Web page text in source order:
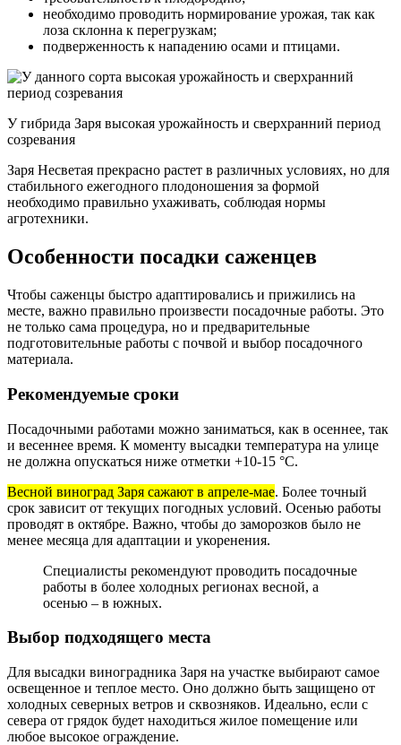
необходимо проводить нормирование урожая, так как
лоза склонна к перегрузкам;
подверженность к нападению осами и птицами.
У гибрида Заря высокая урожайность и сверхранний период
созревания
Заря Несветая прекрасно растет в различных условиях, но для
стабильного ежегодного плодоношения за формой
необходимо правильно ухаживать, соблюдая нормы
агротехники.
Особенности посадки саженцев
Чтобы саженцы быстро адаптировались и прижились на
месте, важно правильно произвести посадочные работы. Это
не только сама процедура, но и предварительные
подготовительные работы с почвой и выбор посадочного
материала.
Рекомендуемые сроки
Посадочными работами можно заниматься, как в осеннее, так
и весеннее время. К моменту высадки температура на улице
не должна опускаться ниже отметки +10-15 °С.
Весной виноград Заря сажают в апреле-мае. Более точный
срок зависит от текущих погодных условий. Осенью работы
проводят в октябре. Важно, чтобы до заморозков было не
менее месяца для адаптации и укоренения.
Специалисты рекомендуют проводить посадочные
работы в более холодных регионах весной, а
осенью – в южных.
Выбор подходящего места
Для высадки виноградника Заря на участке выбирают самое
освещенное и теплое место. Оно должно быть защищено от
холодных северных ветров и сквозняков. Идеально, если с
севера от грядок будет находиться жилое помещение или
любое высокое ограждение.